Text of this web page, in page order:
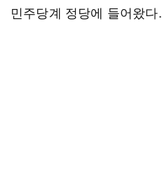
민주당계 정당에 들어왔다.